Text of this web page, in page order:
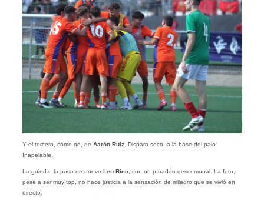
Y el tercero, cómo no, de Aarón Ruiz. Disparo seco, a la base del palo.
Inapelable.
La guinda, la puso de nuevo Leo Rico, con un paradón descomunal. La foto,
pese a ser muy top, no hace justicia a la sensación de milagro que se vivió en
directo.